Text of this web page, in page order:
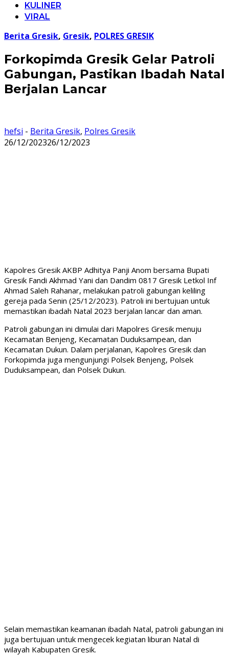
KULINER
VIRAL
Berita Gresik, Gresik, POLRES GRESIK
Forkopimda Gresik Gelar Patroli
Gabungan, Pastikan Ibadah Natal
Berjalan Lancar
hefsi - Berita Gresik, Polres Gresik
26/12/202326/12/2023
Kapolres Gresik AKBP Adhitya Panji Anom bersama Bupati
Gresik Fandi Akhmad Yani dan Dandim 0817 Gresik Letkol Inf
Ahmad Saleh Rahanar, melakukan patroli gabungan keliling
gereja pada Senin (25/12/2023). Patroli ini bertujuan untuk
memastikan ibadah Natal 2023 berjalan lancar dan aman.
Patroli gabungan ini dimulai dari Mapolres Gresik menuju
Kecamatan Benjeng, Kecamatan Duduksampean, dan
Kecamatan Dukun. Dalam perjalanan, Kapolres Gresik dan
Forkopimda juga mengunjungi Polsek Benjeng, Polsek
Duduksampean, dan Polsek Dukun.
Selain memastikan keamanan ibadah Natal, patroli gabungan ini
juga bertujuan untuk mengecek kegiatan liburan Natal di
wilayah Kabupaten Gresik.